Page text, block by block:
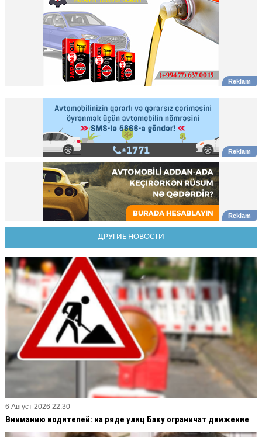
ДРУГИЕ НОВОСТИ
6 Август 2026 22:30
Вниманию водителей: на ряде улиц Баку ограничат движение